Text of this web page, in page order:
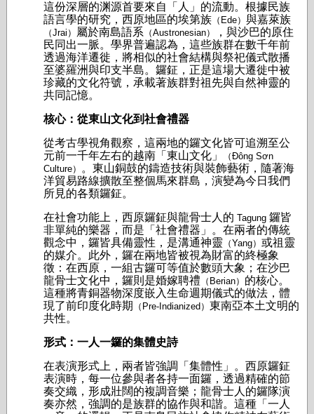
這份深層的渊源首要來自「人」的流動。根據民族
語言學的研究，西原地區的埃第族 （Ede） 與嘉萊族
（Jrai） 屬於南島語系 （Austronesian）
，與沙巴的原住
民同出一脈。學界普遍認為，這些族群在數千年前
透過海洋遷徙，將相似的社會結構與祭祀儀式散播
至婆羅洲與印支半島。鑼鉦，正是這場大遷徙中被
珍藏的文化符號，承載著族群對祖先與自然神靈的
共同記憶。
核心：從東山文化到社會禮器
從考古學視角觀察，這兩地的鑼文化皆可追溯至公
元前一千年左右的越南「東山文化」
（Đông Sơn
Culture）
。東山銅鼓的鑄造技術與裝飾藝術，隨著海
洋貿易路線擴散至整個馬來群島，演變為今日我們
所見的各類鑼鉦。
在社會功能上，西原鑼鉦與龍骨士人的 Tagung 鑼皆
非單純的樂器，而是「社會禮器」。在兩者的傳統
觀念中，鑼皆具備靈性，是溝通神靈 （Yang） 或祖靈
的媒介。此外，鑼在兩地皆被視為財富的終極象
徵：在西原，一組古鑼可等值於數頭大象；在沙巴
龍骨士文化中，鑼則是婚嫁聘禮 （Berian） 的核心。
這種將青銅器物深度嵌入生命週期儀式的做法，體
現了前印度化時期
（Pre-Indianized） 東南亞本土文明的
共性。
形式：一人一鑼的集體史詩
在表演形式上，兩者皆強調「集體性」。西原鑼鉦
表演時，每一位參與者各持一面鑼，透過精確的節
奏交織，形成壯闊的複調音樂；龍骨士人的鑼隊演
奏亦然，強調的是族群的協作與和諧。這種「一人